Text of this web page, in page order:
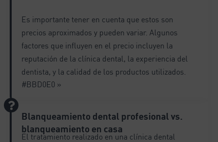
Es importante tener en cuenta que estos son
precios aproximados y pueden variar. Algunos
factores que influyen en el precio incluyen la
reputación de la clínica dental, la experiencia del
dentista, y la calidad de los productos utilizados.
#BBD0E0 »
Blanqueamiento dental profesional vs.
blanqueamiento en casa
El tratamiento realizado en una clínica dental